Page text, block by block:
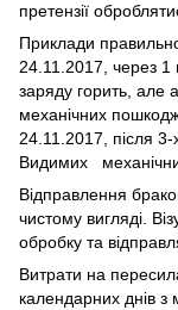
претензії
Приклади
24.11.2017, через 1
заряду горить, але
механічних
24.11.2017, після
Видимих
Відправлення
чистому вигляді.
обробку та
Витрати на
календарних днів